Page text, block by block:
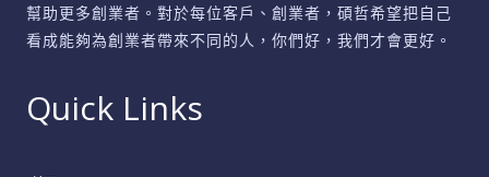
幫助更多創業者。對於每位客戶、創業者，碩哲希望把自己
看成能夠為創業者帶來不同的人，你們好，我們才會更好。
Quick Links